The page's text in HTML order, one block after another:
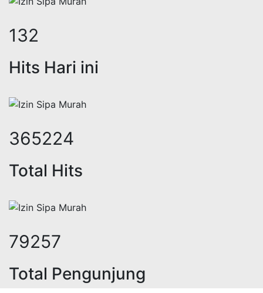
174
Hits Hari ini
484597
Total Hits
105573
Total Pengunjung